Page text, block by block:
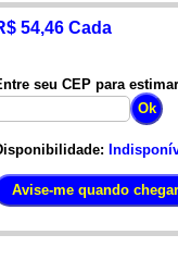
54,46 Cada
seu CEP para